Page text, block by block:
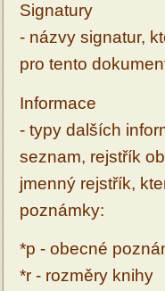
Signatury
- názvy signatur,
pro tento
Informace
- typy dalších
seznam, rejstřík
jmenný rejstřík,
poznámky:
*p - obecné
*r - rozměry knihy